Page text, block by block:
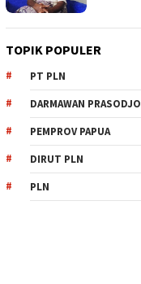
TOPIK POPULER
PT PLN
DARMAWAN PRASODJO
PEMPROV PAPUA
DIRUT PLN
PLN